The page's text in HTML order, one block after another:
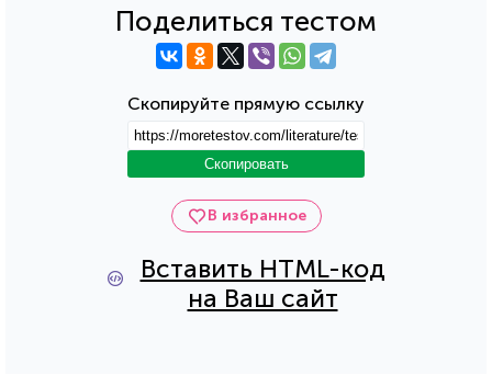
В избранное
Вставить HTML-код
на Ваш сайт
Поделиться тестом
Скопируйте прямую ссылку
Скопировать